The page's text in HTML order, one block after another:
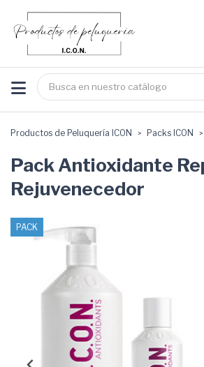
Productos de Peluquería ICON Packs ICON
Pack Antioxidante
Rejuvenecedor
PACK